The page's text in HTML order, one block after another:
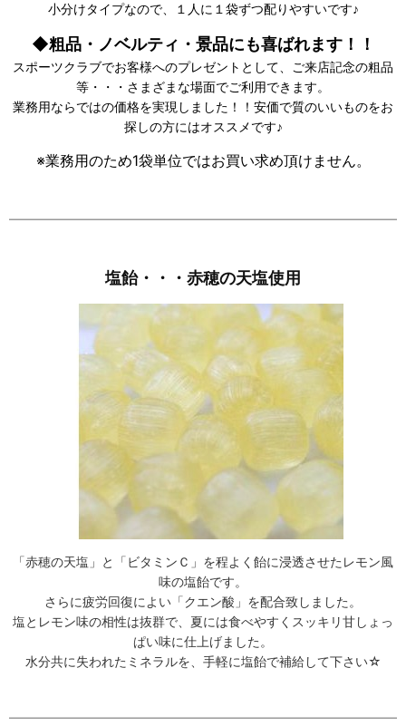
小分けタイプなので、１人に１袋ずつ配りやすいです♪
◆粗品・ノベルティ・景品にも喜ばれます！！
スポーツクラブでお客様へのプレゼントとして、ご来店記念の粗品
等・・・さまざまな場面でご利用できます。
業務用ならではの価格を実現しました！！安価で質のいいものをお
探しの方にはオススメです♪
※業務用のため1袋単位ではお買い求め頂けません。
塩飴・・・赤穂の天塩使用
「赤穂の天塩」と「ビタミンＣ」を程よく飴に浸透させたレモン風
味の塩飴です。
さらに疲労回復によい「クエン酸」を配合致しました。
塩とレモン味の相性は抜群で、夏には食べやすくスッキリ甘しょっ
ぱい味に仕上げました。
水分共に失われたミネラルを、手軽に塩飴で補給して下さい☆